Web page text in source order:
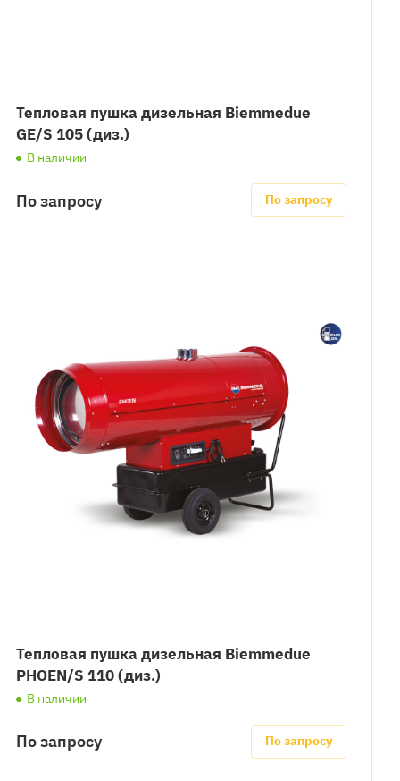
Тепловая пушка дизельная Biemmedue
GE/S 105 (диз.)
В наличии
По запросу По запросу
Тепловая пушка дизельная Biemmedue
PHOEN/S 110 (диз.)
В наличии
По запросу По запросу